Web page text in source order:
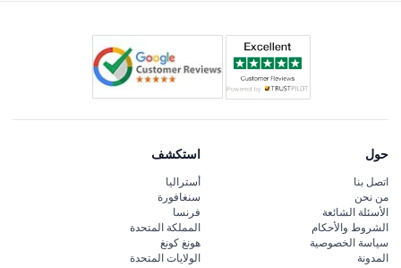
حول
اتصل بنا
من نحن
الأسئلة الشائعة
الشروط والأحكام
سياسة الخصوصية
المدونة
استكشف
أستراليا
سنغافورة
فرنسا
المملكة المتحدة
هونغ كونغ
الولايات المتحدة